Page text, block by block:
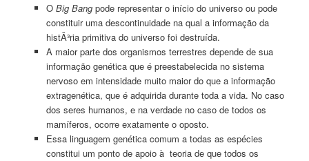
O Big Bangpode representar o iní­cio do universo ou pode
constituir uma descontinuidade na qual a informação da
histÃ³ria primitiva do universo foi destruída.
A maior parte dos organismos terrestres depende de sua
informação genética que é preestabelecida no sistema
nervoso em intensidade muito maior do que a informação
extragenética, que é adquirida durante toda a vida. No caso
dos seres humanos, e na verdade no caso de todos os
mamíferos, ocorre exatamente o oposto.
Essa linguagem genética comum a todas as espécies
constitui um ponto de apoio à teoria de que todos os